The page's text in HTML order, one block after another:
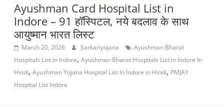
Ayushman Card Hospital List in
Indore – 91 हॉस्पिटल, नये बदलाव के साथ
आयुष्‍मान भारत लिस्ट
March 20, 2026 Sarkariyojana
Ayushman Bharat
Hospitals List in Indore,Ayushman Bharat Hospitals List in Indore In
Hindi,Ayushman Yojana Hospital List In Indore in Hindi, PMJAY
Hospital List Indore